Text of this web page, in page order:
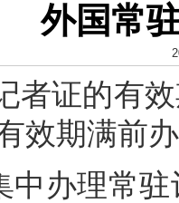
外国常
证的有效
效期满前
办理常驻